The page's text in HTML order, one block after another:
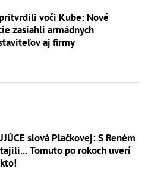
voči Kube: Nové
zasiahli armádnych
aj firmy
slová Plačkovej: S Reném
Tomuto po rokoch uverí